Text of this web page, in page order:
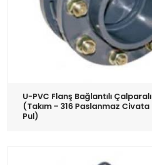
U-PVC Flanş Bağlantılı
(Takım - 316 Paslanmaz
Pul)